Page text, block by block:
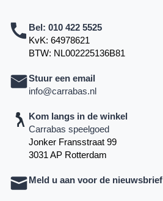
Bel: 010 422 5525
KvK: 64978621
BTW: NL002225136B81
Stuur een email
info@carrabas.nl
Kom langs in de winkel
Carrabas speelgoed
Jonker Fransstraat 99
3031 AP Rotterdam
Meld u aan voor de nieuwsbrief